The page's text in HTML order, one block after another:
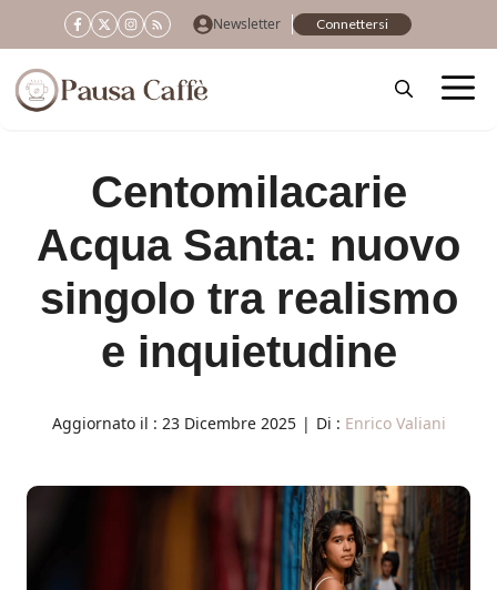
al
contenuto
Newsletter Connettersi
Centomilacarie
Acqua Santa: nuovo
singolo tra realismo
e inquietudine
Aggiornato il : 23 Dicembre 2025 | Di : Enrico Valiani